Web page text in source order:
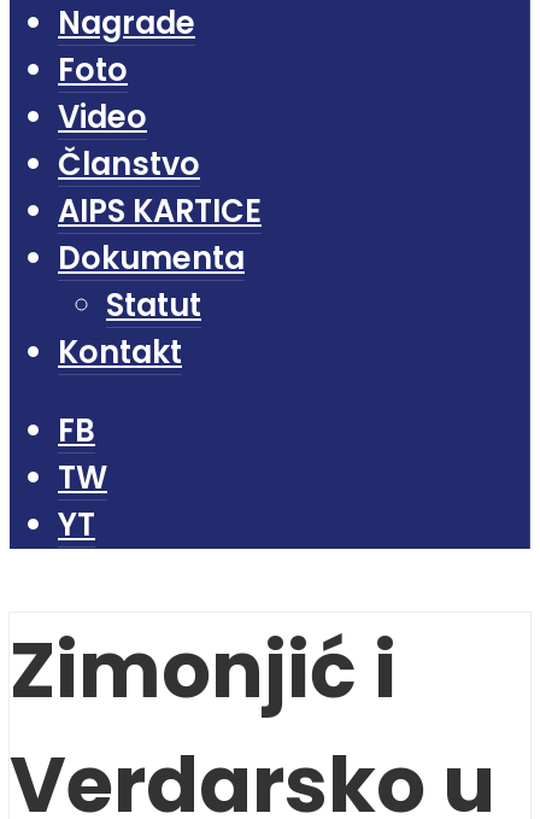
Nagrade
Foto
Video
Članstvo
AIPS KARTICE
Dokumenta
Statut
Kontakt
FB
TW
YT
Zimonjić i
Verdarsko u